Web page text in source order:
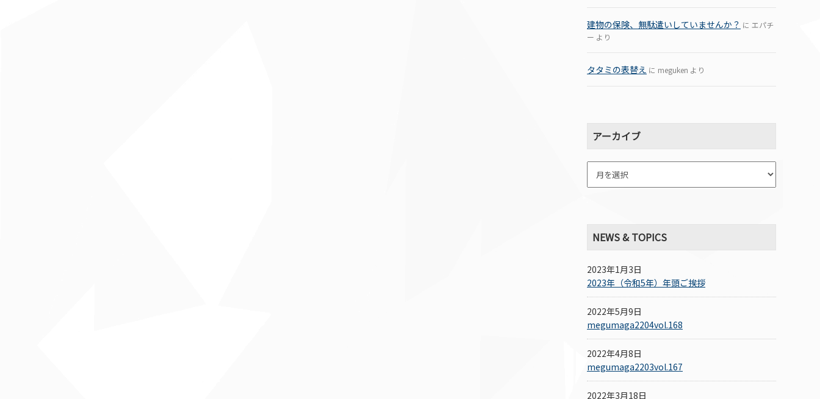
建物の保険、無駄遣いしていませんか？ に エパチ
ー より
タタミの表替え に meguken より
アーカイブ
NEWS & TOPICS
2023年1月3日
2023年（令和5年）年頭ご挨拶
2022年5月9日
megumaga2204vol.168
2022年4月8日
megumaga2203vol.167
2022年3月18日